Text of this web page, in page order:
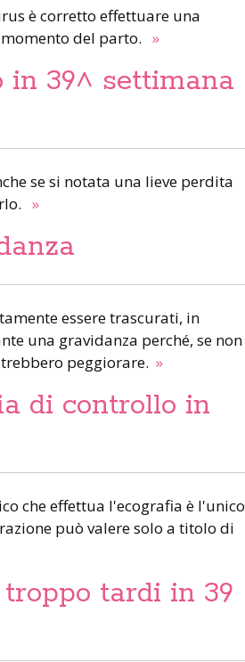
è corretto effettuare una
del parto. »
in 39^ settimana
se si notata una lieve perdita
»
essere trascurati, in
una gravidanza perché, se non
peggiorare. »
di controllo in
che effettua l'ecografia è l'unico
può valere solo a titolo di
tardi in 39